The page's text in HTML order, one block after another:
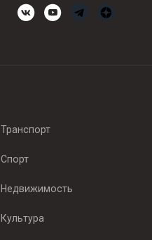
Транспорт
Спорт
Недвижимость
Культура